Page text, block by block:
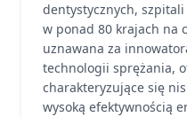
dentystycznych, szpitali
w ponad 80 krajach na
uznawana za
technologii sprężania,
charakteryzujące się
wysoką efektywnością